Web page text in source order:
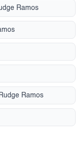
Ramos
Ramos